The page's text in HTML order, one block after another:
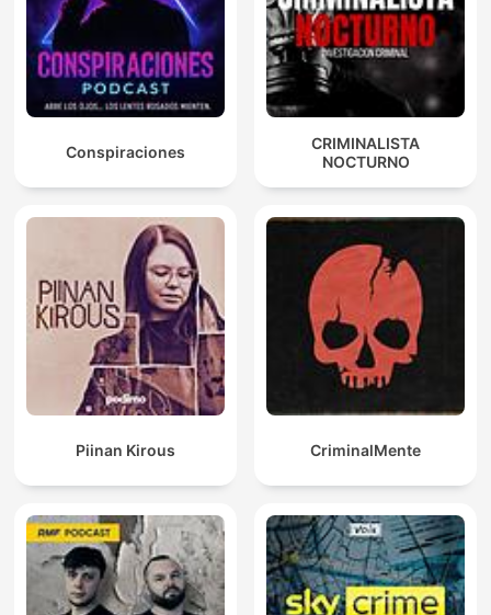
Conspiraciones
CRIMINALISTA
NOCTURNO
Piinan Kirous CriminalMente